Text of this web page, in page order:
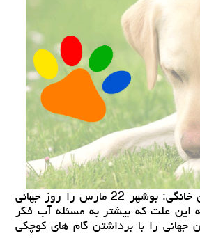
خرید و فروش حیوان خانگی: بوشهر 22 مارس را روز جهانی
به این علت كه بیشتر به مسئله آب فكر
جهانی را با برداشتن گام های كوچكی